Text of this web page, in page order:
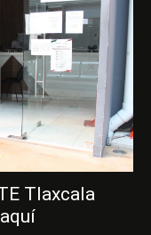
Tlaxcala